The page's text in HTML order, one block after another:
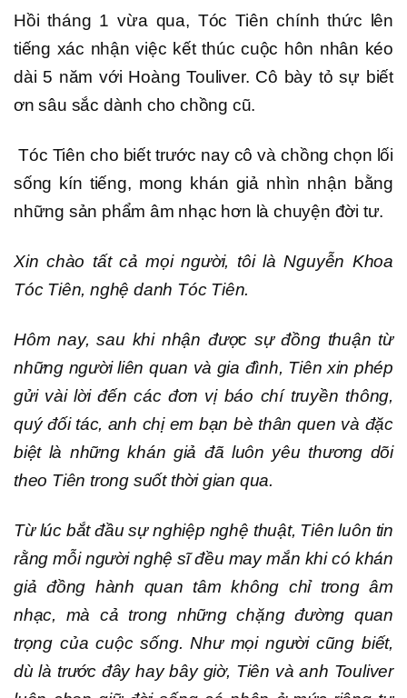
Hồi tháng 1 vừa qua, Tóc Tiên chính thức lên
tiếng xác nhận việc kết thúc cuộc hôn nhân kéo
dài 5 năm với Hoàng Touliver. Cô bày tỏ sự biết
ơn sâu sắc dành cho chồng cũ.
Tóc Tiên cho biết trước nay cô và chồng chọn lối
sống kín tiếng, mong khán giả nhìn nhận bằng
những sản phẩm âm nhạc hơn là chuyện đời tư.
Xin chào tất cả mọi người, tôi là Nguyễn Khoa
Tóc Tiên, nghệ danh Tóc Tiên.
Hôm nay, sau khi nhận được sự đồng thuận từ
những người liên quan và gia đình, Tiên xin phép
gửi vài lời đến các đơn vị báo chí truyền thông,
quý đối tác, anh chị em bạn bè thân quen và đặc
biệt là những khán giả đã luôn yêu thương dõi
theo Tiên trong suốt thời gian qua.
Từ lúc bắt đầu sự nghiệp nghệ thuật, Tiên luôn tin
rằng mỗi người nghệ sĩ đều may mắn khi có khán
giả đồng hành quan tâm không chỉ trong âm
nhạc, mà cả trong những chặng đường quan
trọng của cuộc sống. Như mọi người cũng biết,
dù là trước đây hay bây giờ, Tiên và anh Touliver